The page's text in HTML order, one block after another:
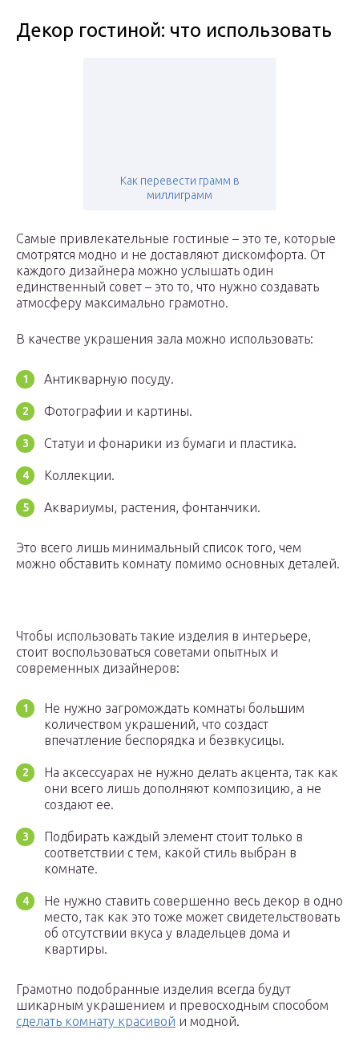
Декор гостиной: что использовать
Как перевести грамм в
миллиграмм
Самые привлекательные гостиные – это те, которые
смотрятся модно и не доставляют дискомфорта. От
каждого дизайнера можно услышать один
единственный совет – это то, что нужно создавать
атмосферу максимально грамотно.
В качестве украшения зала можно использовать:
Антикварную посуду.
Фотографии и картины.
Статуи и фонарики из бумаги и пластика.
Коллекции.
Аквариумы, растения, фонтанчики.
Это всего лишь минимальный список того, чем
можно обставить комнату помимо основных деталей.
Чтобы использовать такие изделия в интерьере,
стоит воспользоваться советами опытных и
современных дизайнеров:
Не нужно загромождать комнаты большим
количеством украшений, что создаст
впечатление беспорядка и безвкусицы.
На аксессуарах не нужно делать акцента, так как
они всего лишь дополняют композицию, а не
создают ее.
Подбирать каждый элемент стоит только в
соответствии с тем, какой стиль выбран в
комнате.
Не нужно ставить совершенно весь декор в одно
место, так как это тоже может свидетельствовать
об отсутствии вкуса у владельцев дома и
квартиры.
Грамотно подобранные изделия всегда будут
шикарным украшением и превосходным способом
сделать комнату красивой и модной.